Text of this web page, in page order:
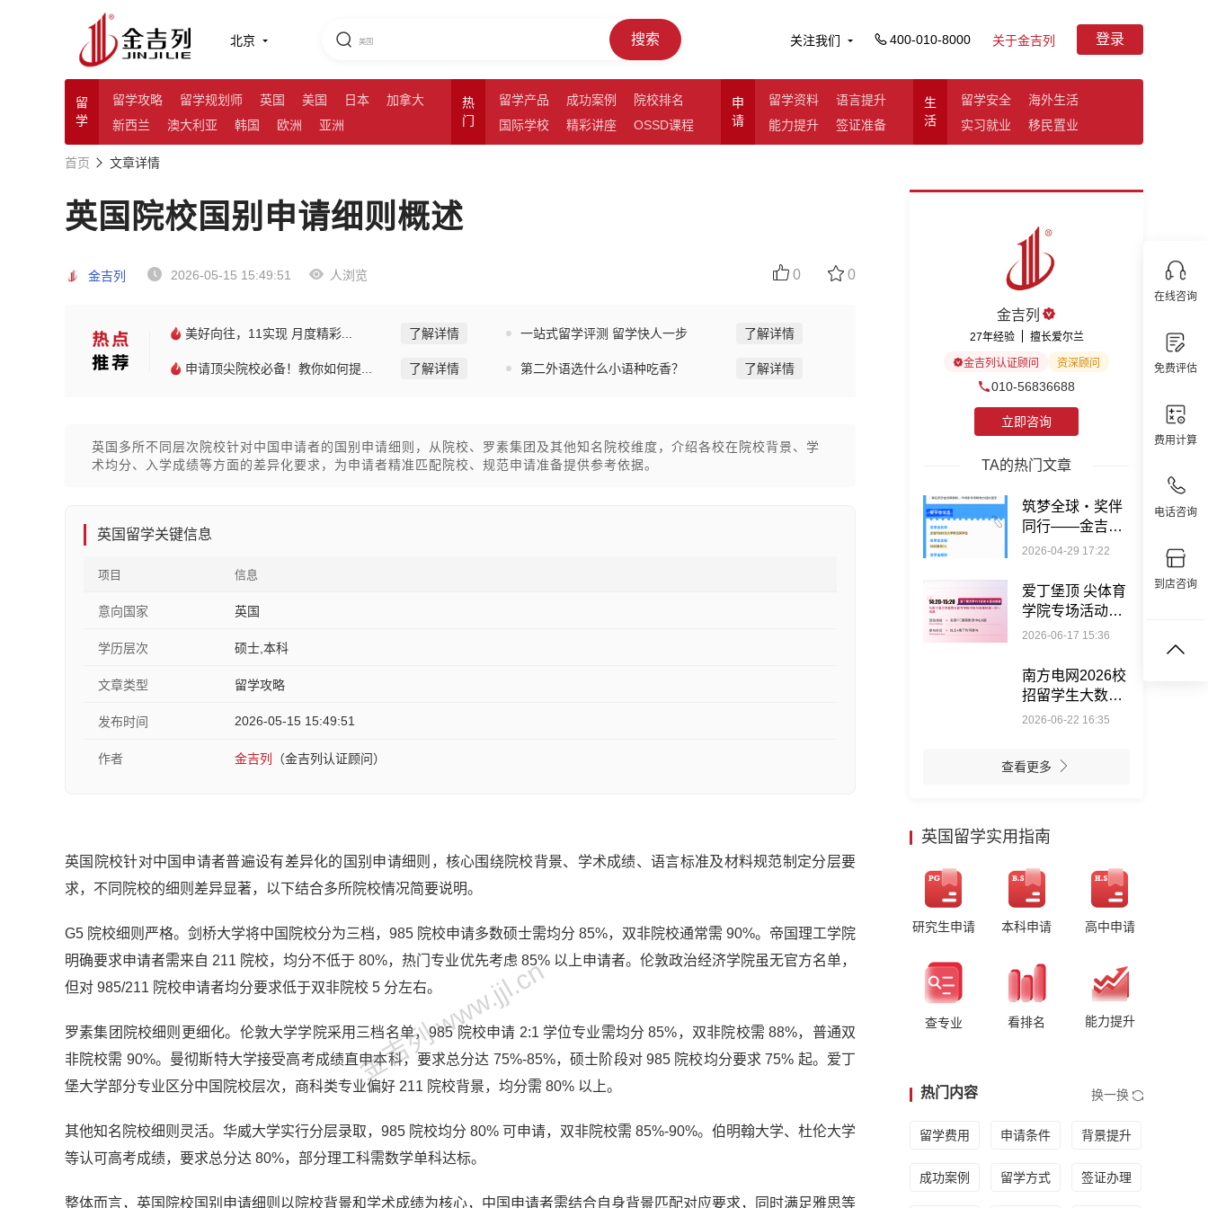
北京 搜索 关注我们 400-010-8000 关于金吉列 登录
留
学
留学攻略 留学规划师 英国 美国 日本
加拿大
新西兰
澳大利亚 韩国 欧洲 亚洲
热
门
留学产品 成功案例
院校排名
国际学校
精彩讲座 OSSD课程
申
请
留学资料
语言提升
能力提升
签证准备
生
活
留学安全
海外生活
实习就业
移民置业
在线咨询
免费评估
费用计算
电话咨询
到店咨询
首页 文章详情
英国院校国别申请细则概述
金吉列 2026-05-15 15:49:51 人浏览 0 0
美好向往，11实现 月度精彩... 了解详情 一站式留学评测 留学快人一步 了解详情
申请顶尖院校必备！教你如何提... 了解详情 第二外语选什么小语种吃香？ 了解详情
英国多所不同层次院校针对中国申请者的国别申请细则，从院校、罗素集团及其他知名院校维度，介绍各校在院校背景、学
术均分、入学成绩等方面的差异化要求，为申请者精准匹配院校、规范申请准备提供参考依据。
英国留学关键信息
项目 信息
意向国家 英国
学历层次 硕士,本科
文章类型 留学攻略
发布时间 2026-05-15 15:49:51
作者 金吉列 （金吉列认证顾问）
英国院校针对中国申请者普遍设有差异化的国别申请细则，核心围绕院校背景、学术成绩、语言标准及材料规范制定分层要
求，不同院校的细则差异显著，以下结合多所院校情况简要说明。
G5 院校细则严格。剑桥大学将中国院校分为三档，985 院校申请多数硕士需均分 85%，双非院校通常需 90%。帝国理工学院
明确要求申请者需来自 211 院校，均分不低于 80%，热门专业优先考虑 85% 以上申请者。伦敦政治经济学院虽无官方名单，
但对 985/211 院校申请者均分要求低于双非院校 5 分左右。
罗素集团院校细则更细化。伦敦大学学院采用三档名单，985 院校申请 2:1 学位专业需均分 85%，双非院校需 88%，普通双
非院校需 90%。曼彻斯特大学接受高考成绩直申本科，要求总分达 75%-85%，硕士阶段对 985 院校均分要求 75% 起。爱丁
堡大学部分专业区分中国院校层次，商科类专业偏好 211 院校背景，均分需 80% 以上。
其他知名院校细则灵活。华威大学实行分层录取，985 院校均分 80% 可申请，双非院校需 85%-90%。伯明翰大学、杜伦大学
等认可高考成绩，要求总分达 80%，部分理工科需数学单科达标。
整体而言，英国院校国别申请细则以院校背景和学术成绩为核心，中国申请者需结合自身背景匹配对应要求，同时满足雅思等
金吉列 www.jjl.cn
金吉列
27年经验 擅长爱尔兰
金吉列认证顾问 资深顾问
010-56836688
立即咨询
TA的热门文章
筑梦全球・奖伴
同行——金吉列
奖学金系列直播
2026-04-29 17:22
爱丁堡顶 尖体育
学院专场活动，
讲座+面试+校友
2026-06-17 15:36
南方电网2026校
招留学生大数
据：294位全球
2026-06-22 16:35
查看更多
英国留学实用指南
研究生申请 本科申请 高中申请
查专业 看排名 能力提升
热门内容 换一换
留学费用 申请条件 背景提升
成功案例 留学方式 签证办理